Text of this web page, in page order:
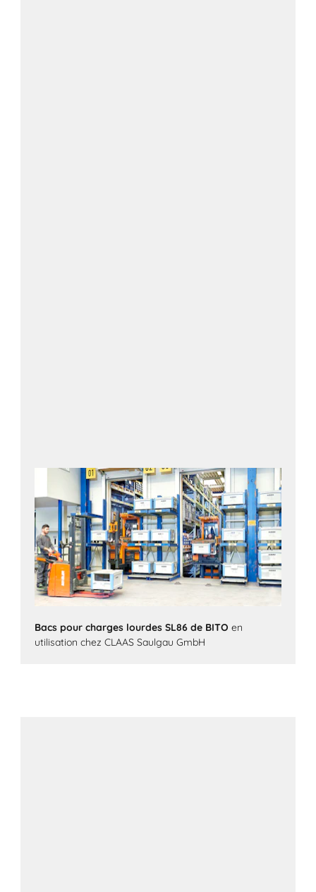
Bacs pour charges lourdes SL86 de BITO en
utilisation chez CLAAS Saulgau GmbH